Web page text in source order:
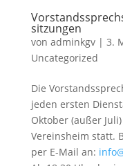
sitzungen
von adminkgv| 3.
Uncategorized
Die
jeden ersten
Oktober (außer
Vereinsheim statt.
per E-Mail an: